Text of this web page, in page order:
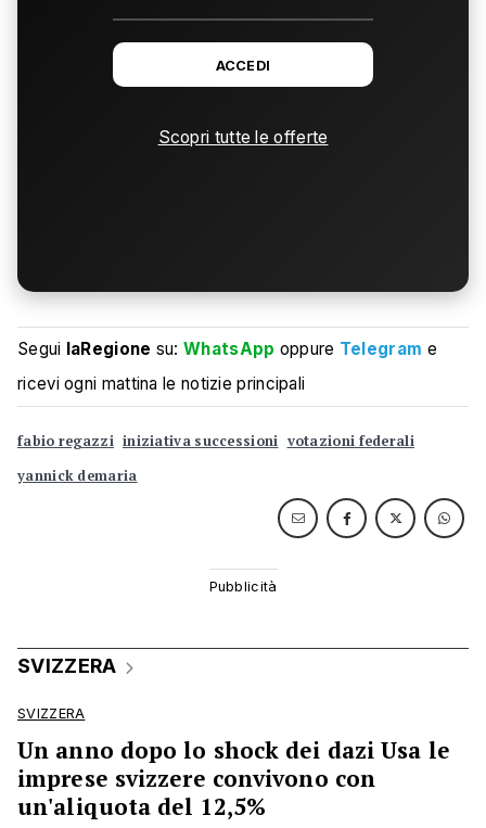
ACCEDI
Scopri tutte le offerte
Segui laRegione su:WhatsApp oppure Telegram e
ricevi ogni mattina le notizie principali
fabio regazzi iniziativa successioni votazioni federali
yannick demaria
SVIZZERA
SVIZZERA
Un anno dopo lo shock dei dazi Usa le
imprese svizzere convivono con
un'aliquota del 12,5%